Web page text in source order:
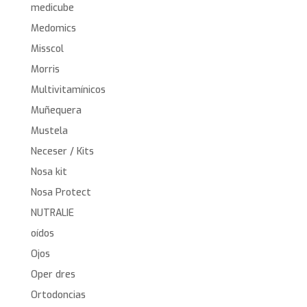
medicube
Medomics
Misscol
Morris
Multivitamínicos
Muñequera
Mustela
Neceser / Kits
Nosa kit
Nosa Protect
NUTRALIE
oídos
Ojos
Oper dres
Ortodoncias